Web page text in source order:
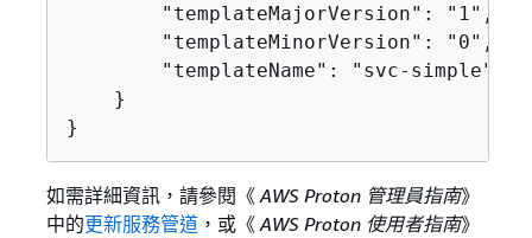
        "templateMajorVersion": "1",
        "templateMinorVersion": "0",
        "templateName": "svc-simple"
    }
}
如需詳細資訊，請參閱《AWS Proton 管理員指南》
中的更新服務管道，或《AWS Proton 使用者指南》